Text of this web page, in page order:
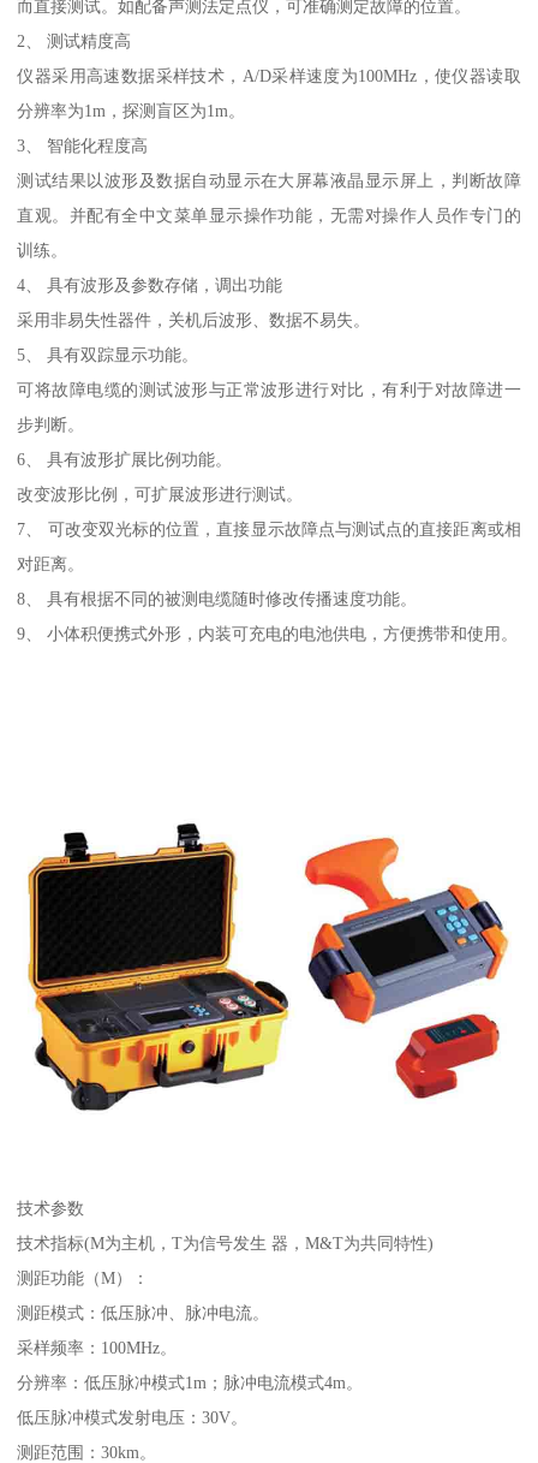
而直接测试。如配备声测法定点仪，可准确测定故障的位置。
2、 测试精度高
仪器采用高速数据采样技术，A/D采样速度为100MHz，使仪器读取
分辨率为1m，探测盲区为1m。
3、 智能化程度高
测试结果以波形及数据自动显示在大屏幕液晶显示屏上，判断故障
直观。并配有全中文菜单显示操作功能，无需对操作人员作专门的
训练。
4、 具有波形及参数存储，调出功能
采用非易失性器件，关机后波形、数据不易失。
5、 具有双踪显示功能。
可将故障电缆的测试波形与正常波形进行对比，有利于对故障进一
步判断。
6、 具有波形扩展比例功能。
改变波形比例，可扩展波形进行测试。
7、 可改变双光标的位置，直接显示故障点与测试点的直接距离或相
对距离。
8、 具有根据不同的被测电缆随时修改传播速度功能。
9、 小体积便携式外形，内装可充电的电池供电，方便携带和使用。
技术参数
技术指标(M为主机，T为信号发生 器，M&T为共同特性)
测距功能（M）：
测距模式：低压脉冲、脉冲电流。
采样频率：100MHz。
分辨率：低压脉冲模式1m；脉冲电流模式4m。
低压脉冲模式发射电压：30V。
测距范围：30km。